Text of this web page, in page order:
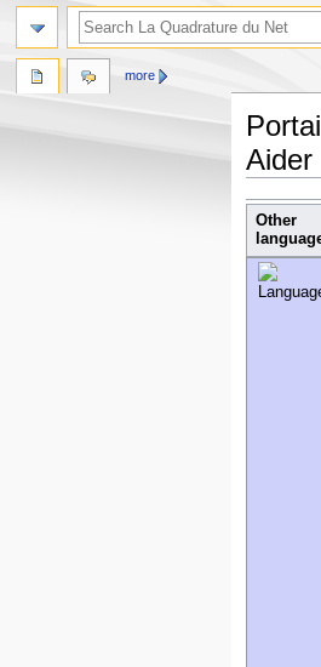
Aider
Jump
to
navigation
Jump
to
search
Other
more